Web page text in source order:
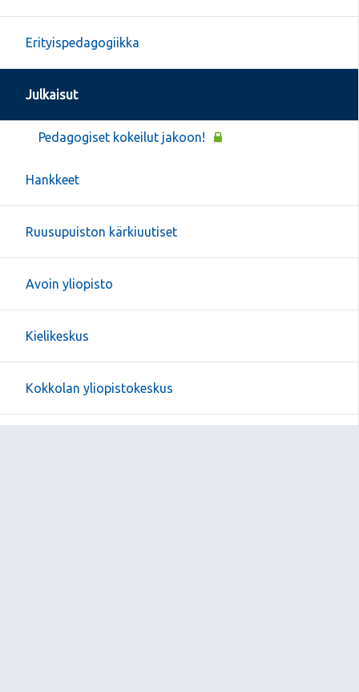
Erityispedagogiikka
Julkaisut
Pedagogiset kokeilut jakoon!
Hankkeet
Ruusupuiston kärkiuutiset
Avoin yliopisto
Kielikeskus
Kokkolan yliopistokeskus